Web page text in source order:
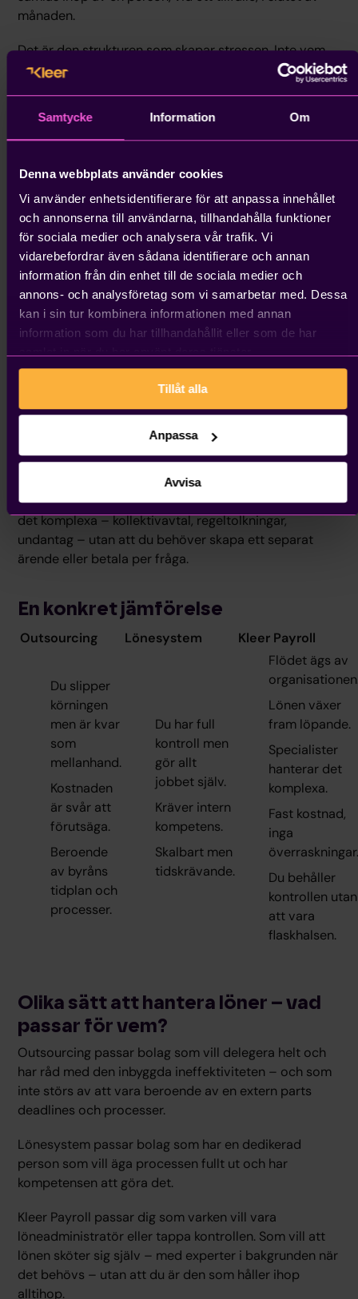
Samtycke Information Om
Denna webbplats använder cookies
Vi använder enhetsidentifierare för att anpassa innehållet
och annonserna till användarna, tillhandahålla funktioner
för sociala medier och analysera vår trafik. Vi
vidarebefordrar även sådana identifierare och annan
information från din enhet till de sociala medier och
annons- och analysföretag som vi samarbetar med. Dessa
kan i sin tur kombinera informationen med annan
information som du har tillhandahållit eller som de har
Tillåt alla
Anpassa
Avvisa
månaden.
Det är den strukturen som skapar stressen. Inte vem
som trycker på knappen.
Kleer Payroll – ett tredje
alternativ
Kleerär inte en lönebyrå och inte ett lönesystem i
men byggt på ett annat sätt.
Istället för att vara byggt utifrån en månadscykel med
tydliga flaskhalsar bygger Kleer på en löpande
process. Medarbetare rapporterar direkt i systemet.
Chefer godkänner direkt. Lönen växer fram
kontinuerligt under månaden, och fel upptäcks när de
uppstår – inte på utbetalningsdagen.
Det löser det centrala problemet med outsourcing: du
är inte längre mellanhanden som jagar underlag och
vidarebefordrar information. Flödet ägs av
organisationen, inte av dig.
Och det löser det centrala problemet med
lönesystem: du behöver inte vara löneexpert.
Lönespecialister är integrerade i flödet och hanterar
det komplexa – kollektivavtal, regeltolkningar,
undantag – utan att du behöver skapa ett separat
ärende eller betala per fråga.
En konkret jämförelse
Outsourcing Lönesystem Kleer Payroll
Du slipper
körningen
men är kvar
som
mellanhand.
Kostnaden
är svår att
förutsäga.
Beroende
av byråns
tidplan och
processer.
Du har full
kontroll men
gör allt
jobbet själv.
Kräver intern
kompetens.
Skalbart men
tidskrävande.
Flödet ägs av
Lönen växer
fram löpande.
Specialister
hanterar det
komplexa.
Fast kostnad,
inga
Du behåller
kontrollen utan
att vara
flaskhalsen.
Olika sätt att hantera löner – vad
passar för vem?
Outsourcing passar bolag som vill delegera helt och
har råd med den inbyggda ineffektiviteten – och som
inte störs av att vara beroende av en extern parts
deadlines och processer.
Lönesystem passar bolag som har en dedikerad
person som vill äga processen fullt ut och har
kompetensen att göra det.
Kleer Payroll passar dig som varken vill vara
löneadministratör eller tappa kontrollen. Som vill att
lönen sköter sig själv – med experter i bakgrunden när
det behövs – utan att du är den som håller ihop
alltihop.